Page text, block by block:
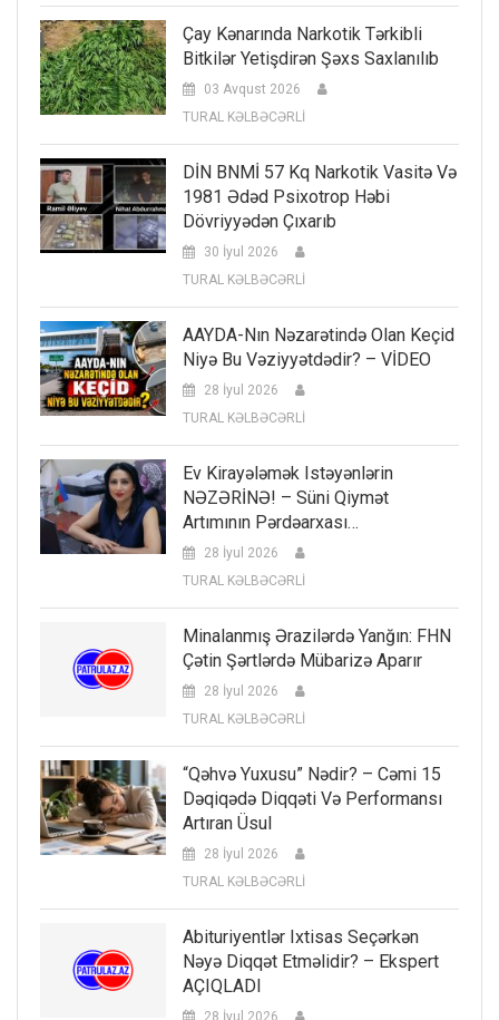
Çay Kənarında Narkotik Tərkibli
Bitkilər Yetişdirən Şəxs Saxlanılıb
03 Avqust 2026
TURAL KƏLBƏCƏRLİ
DİN BNMİ 57 Kq Narkotik Vasitə Və
1981 Ədəd Psixotrop Həbi
Dövriyyədən Çıxarıb
30 İyul 2026
TURAL KƏLBƏCƏRLİ
AAYDA-Nın Nəzarətində Olan Keçid
Niyə Bu Vəziyyətdədir? – VİDEO
28 İyul 2026
TURAL KƏLBƏCƏRLİ
Ev Kirayələmək Istəyənlərin
NƏZƏRİNƏ! – Süni Qiymət
Artımının Pərdəarxası…
28 İyul 2026
TURAL KƏLBƏCƏRLİ
Minalanmış Ərazilərdə Yanğın: FHN
Çətin Şərtlərdə Mübarizə Aparır
28 İyul 2026
TURAL KƏLBƏCƏRLİ
“Qəhvə Yuxusu” Nədir? – Cəmi 15
Dəqiqədə Diqqəti Və Performansı
Artıran Üsul
28 İyul 2026
TURAL KƏLBƏCƏRLİ
Abituriyentlər Ixtisas Seçərkən
Nəyə Diqqət Etməlidir? – Ekspert
AÇIQLADI
28 İyul 2026